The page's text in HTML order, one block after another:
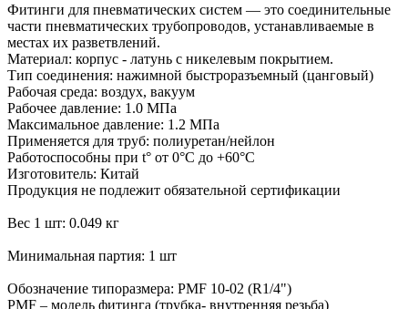
Фитинги для пневматических систем — это соединительные
части пневматических трубопроводов, устанавливаемые в
местах их разветвлений.
Материал: корпус - латунь с никелевым покрытием.
Тип соединения: нажимной быстроразъемный (цанговый)
Рабочая среда: воздух, вакуум
Рабочее давление: 1.0 МПа
Максимальное давление: 1.2 МПа
Применяется для труб: полиуретан/нейлон
Работоспособны при t° от 0°С до +60°С
Изготовитель: Китай
Продукция не подлежит обязательной сертификации
Вес 1 шт: 0.049 кг
Минимальная партия: 1 шт
Обозначение типоразмера: PMF 10-02 (R1/4")
PMF – модель фитинга (трубка- внутренняя резьба)